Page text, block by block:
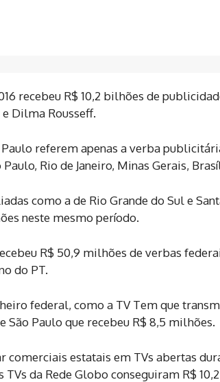
recebeu R$ 10,2 bilhões de
Dilma Rousseff.
referem apenas a verba
Rio de Janeiro, Minas Gerais,
como a de Rio Grande do Sul e
neste mesmo período.
R$ 50,9 milhões de verbas
do PT.
federal, como a TV Tem que
Paulo que recebeu R$ 8,5 milhões.
estatais em TVs abertas
da Rede Globo conseguiram R$